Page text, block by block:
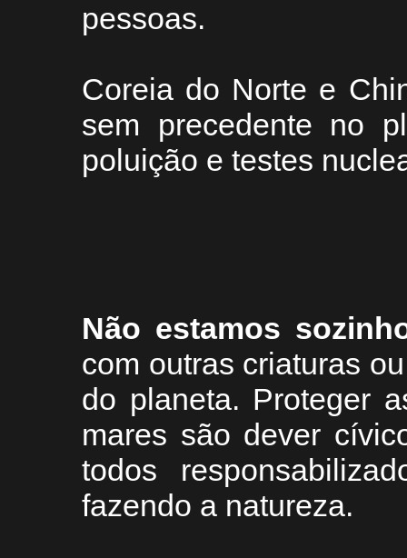
pessoas.
Coreia do Norte e
sem precedente no
poluição e testes
Não estamos
com outras criaturas
do planeta. Proteger
mares são dever
todos
fazendo a natureza.